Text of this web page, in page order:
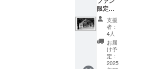
と静かに向
き合い、す
くい上げ、
確かめるよ
うにして、
作品を創り
限定・
お礼の
メッ
セージ
付きポ
スト
カード
（出展
支援
者：
4人
お届
け予
定：
2025